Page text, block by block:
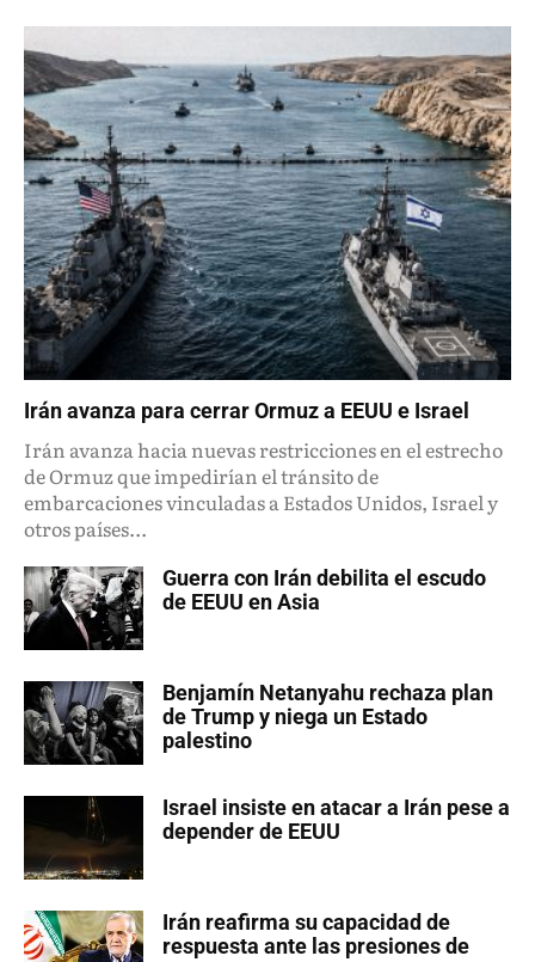
Irán avanza para cerrar Ormuz a EEUU e Israel
Irán avanza hacia nuevas restricciones en el estrecho
de Ormuz que impedirían el tránsito de
embarcaciones vinculadas a Estados Unidos, Israel y
otros países...
Guerra con Irán debilita el escudo
de EEUU en Asia
Benjamín Netanyahu rechaza plan
de Trump y niega un Estado
palestino
Israel insiste en atacar a Irán pese a
depender de EEUU
Irán reafirma su capacidad de
respuesta ante las presiones de